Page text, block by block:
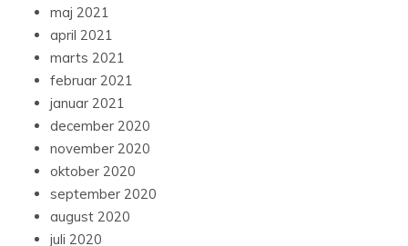
maj 2021
april 2021
marts 2021
februar 2021
januar 2021
december 2020
november 2020
oktober 2020
september 2020
august 2020
juli 2020